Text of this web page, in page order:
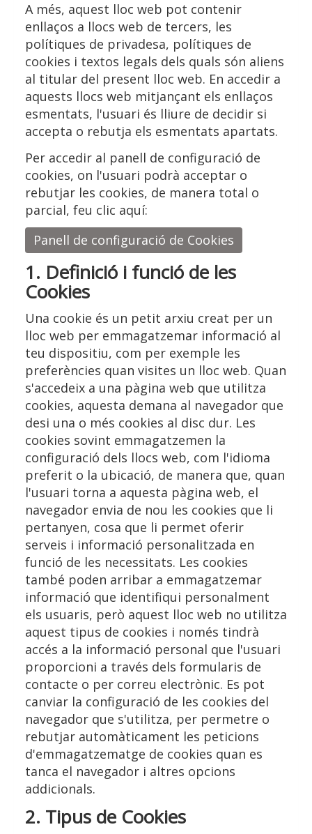
A més, aquest lloc web pot contenir
enllaços a llocs web de tercers, les
polítiques de privadesa, polítiques de
cookies i textos legals dels quals són aliens
al titular del present lloc web. En accedir a
aquests llocs web mitjançant els enllaços
esmentats, l'usuari és lliure de decidir si
accepta o rebutja els esmentats apartats.
Per accedir al panell de configuració de
cookies, on l'usuari podrà acceptar o
rebutjar les cookies, de manera total o
parcial, feu clic aquí:
Panell de configuració de Cookies
1. Definició i funció de les
Cookies
Una cookie és un petit arxiu creat per un
lloc web per emmagatzemar informació al
teu dispositiu, com per exemple les
preferències quan visites un lloc web. Quan
s'accedeix a una pàgina web que utilitza
cookies, aquesta demana al navegador que
desi una o més cookies al disc dur. Les
cookies sovint emmagatzemen la
configuració dels llocs web, com l'idioma
preferit o la ubicació, de manera que, quan
l'usuari torna a aquesta pàgina web, el
navegador envia de nou les cookies que li
pertanyen, cosa que li permet oferir
serveis i informació personalitzada en
funció de les necessitats. Les cookies
també poden arribar a emmagatzemar
informació que identifiqui personalment
els usuaris, però aquest lloc web no utilitza
aquest tipus de cookies i només tindrà
accés a la informació personal que l'usuari
proporcioni a través dels formularis de
contacte o per correu electrònic. Es pot
canviar la configuració de les cookies del
navegador que s'utilitza, per permetre o
rebutjar automàticament les peticions
d'emmagatzematge de cookies quan es
tanca el navegador i altres opcions
addicionals.
2. Tipus de Cookies